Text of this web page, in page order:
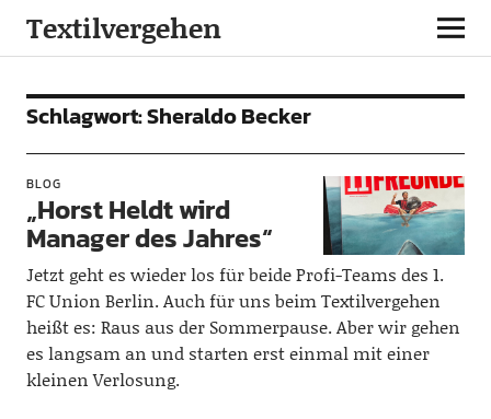
Textilvergehen
Schlagwort:Sheraldo Becker
BLOG
„Horst Heldt wird
Manager des Jahres“
Jetzt geht es wieder los für beide Profi-Teams des 1.
FC Union Berlin. Auch für uns beim Textilvergehen
heißt es: Raus aus der Sommerpause. Aber wir gehen
es langsam an und starten erst einmal mit einer
kleinen Verlosung.